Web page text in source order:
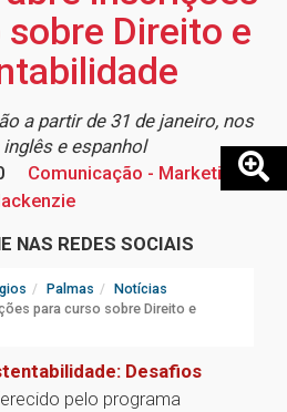
Direito e
a partir de 31 de janeiro, nos
e espanhol
Comunicação - Marketing
NAS REDES SOCIAIS
Palmas
Notícias
para curso sobre Direito e
Desafios
pelo programa